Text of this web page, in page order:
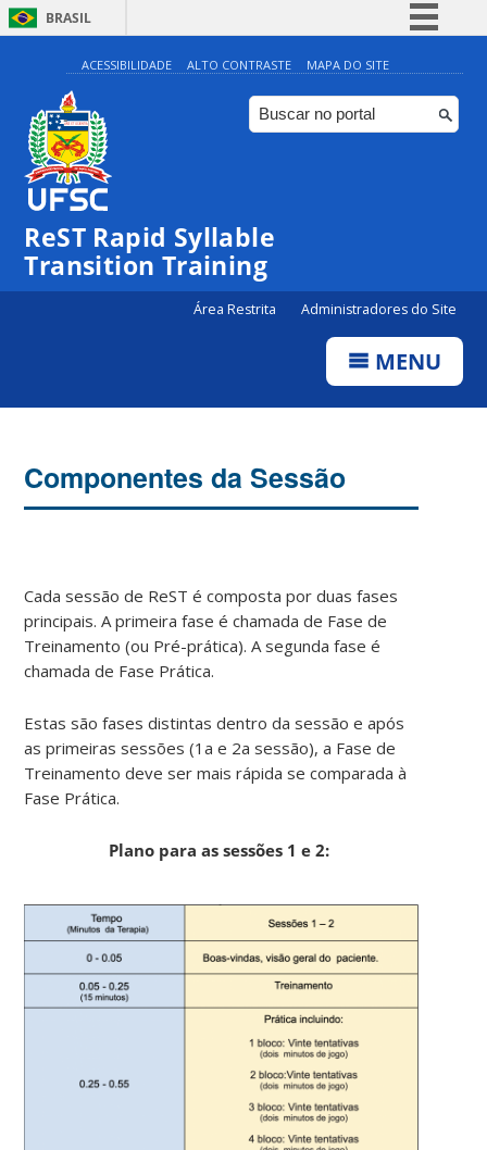
BRASIL
Simplifique!
Comunica BR
Participe
ACESSIBILIDADE ALTO CONTRASTE MAPA DO SITE
ReST Rapid Syllable
Transition Training
Área Restrita Administradores do Site
MENU
Componentes da Sessão
Cada sessão de ReST é composta por duas fases
principais. A primeira fase é chamada de Fase de
Treinamento (ou Pré-prática). A segunda fase é
chamada de Fase Prática.
Estas são fases distintas dentro da sessão e após
as primeiras sessões (1a e 2a sessão), a Fase de
Treinamento deve ser mais rápida se comparada à
Fase Prática.
Plano para as sessões 1 e 2: